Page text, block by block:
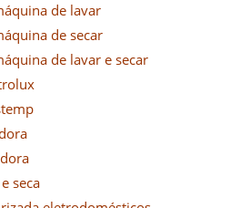
de lavar
de secar
de lavar e secar
seca